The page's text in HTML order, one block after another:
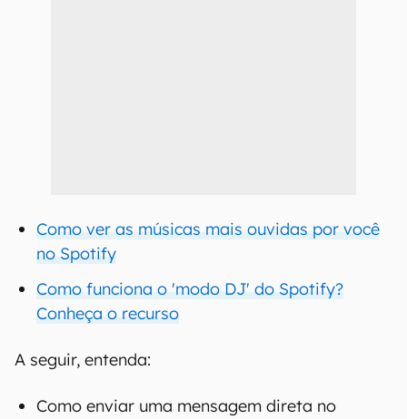
Como ver as músicas mais ouvidas por você
no Spotify
Como funciona o 'modo DJ' do Spotify?
Conheça o recurso
A seguir, entenda:
Como enviar uma mensagem direta no